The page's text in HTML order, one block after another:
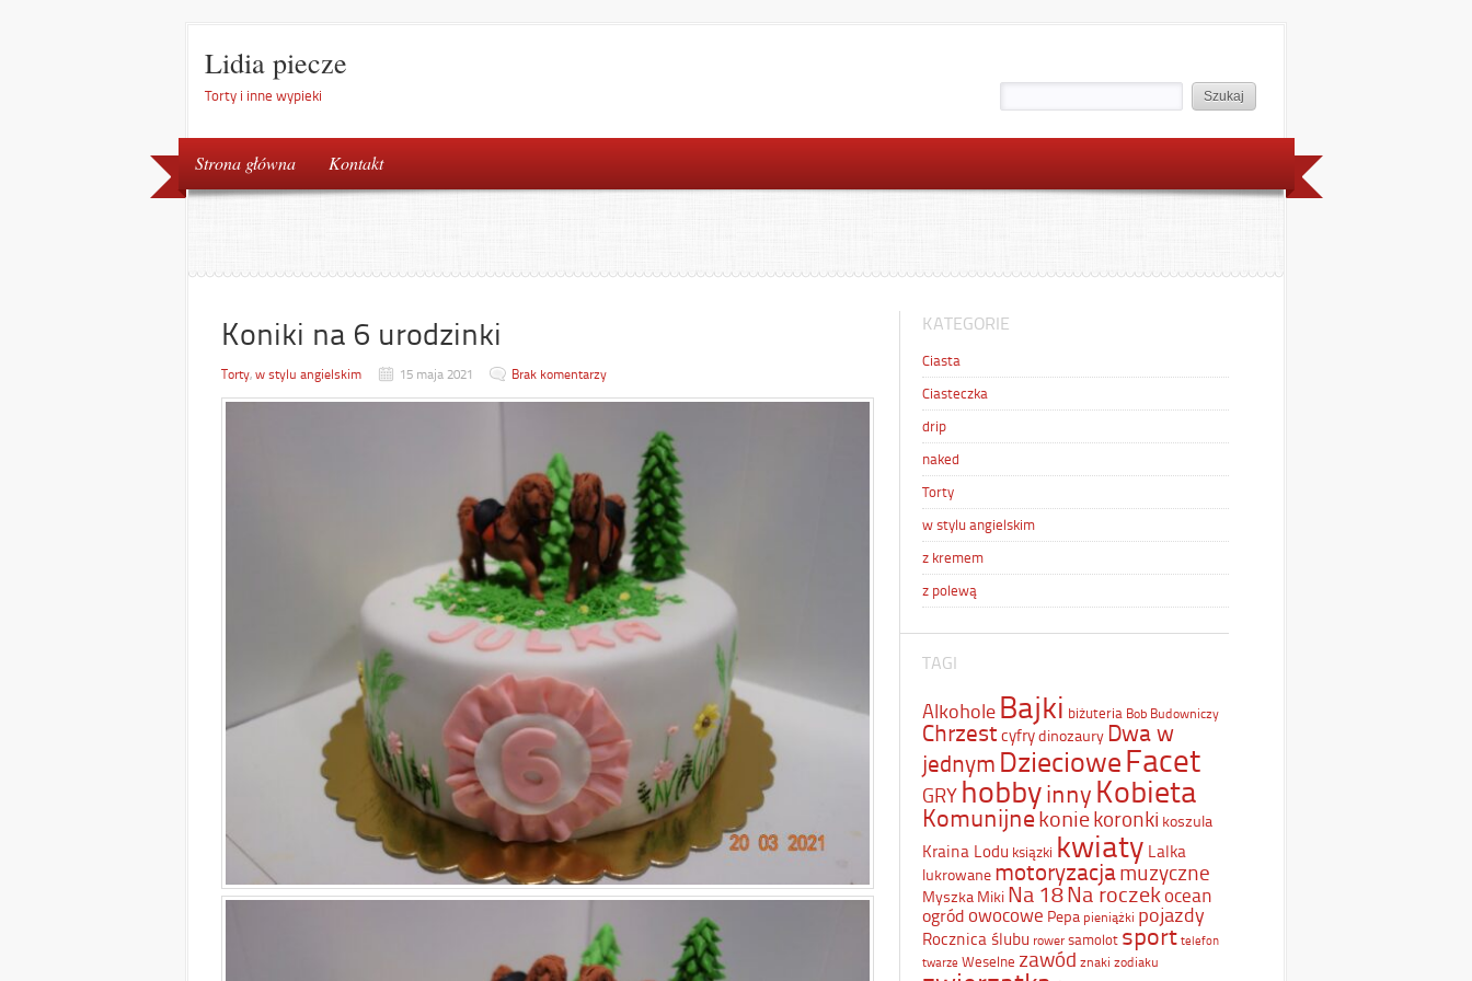
Lidia piecze
Torty i inne wypieki
Strona główna Kontakt
Koniki na 6 urodzinki
Torty, w stylu angielskim 15 maja 2021 Brak komentarzy
KATEGORIE
Ciasta
Ciasteczka
drip
naked
Torty
w stylu angielskim
z kremem
z polewą
TAGI
Alkohole Bajki biżuteria Bob Budowniczy
Chrzest cyfrydinozaury Dwa w
jednym DziecioweFacet
GRY hobbyinny Kobieta
Komunijnekoniekoronki koszula
Kraina Lodu ksiązki kwiaty Lalka
lukrowane motoryzacjamuzyczne
Myszka Miki Na 18Na roczekocean
ogród owocowe Pepa pieniążki pojazdy
Rocznica ślubu rower samolot sport telefon
twarze Weselne zawód znaki zodiaku